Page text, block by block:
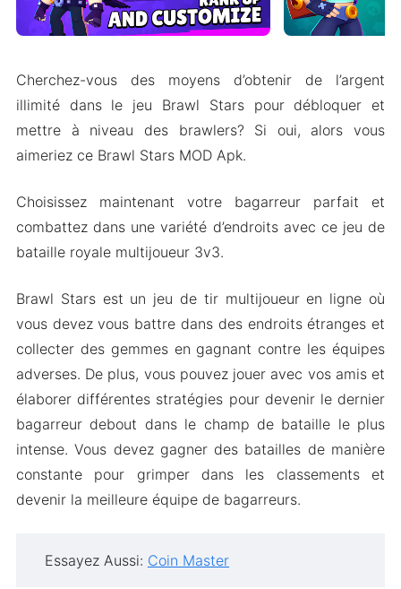
Cherchez-vous des moyens d’obtenir de l’argent
illimité dans le jeu Brawl Stars pour débloquer et
mettre à niveau des brawlers? Si oui, alors vous
aimeriez ce Brawl Stars MOD Apk.
Choisissez maintenant votre bagarreur parfait et
combattez dans une variété d’endroits avec ce jeu de
bataille royale multijoueur 3v3.
Brawl Stars est un jeu de tir multijoueur en ligne où
vous devez vous battre dans des endroits étranges et
collecter des gemmes en gagnant contre les équipes
adverses. De plus, vous pouvez jouer avec vos amis et
élaborer différentes stratégies pour devenir le dernier
bagarreur debout dans le champ de bataille le plus
intense. Vous devez gagner des batailles de manière
constante pour grimper dans les classements et
devenir la meilleure équipe de bagarreurs.
Essayez Aussi: Coin Master